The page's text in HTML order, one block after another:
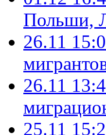
Польши,
26.11
26.11
25.11